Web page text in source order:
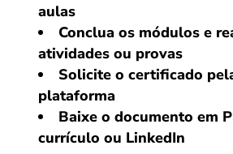
aulas
Conclua os módulos e
atividades ou provas
Solicite o certificado
plataforma
Baixe o documento em
currículo ou LinkedIn